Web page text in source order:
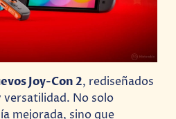
Joy-Con 2, rediseñados
versatilidad. No solo
mejorada, sino que